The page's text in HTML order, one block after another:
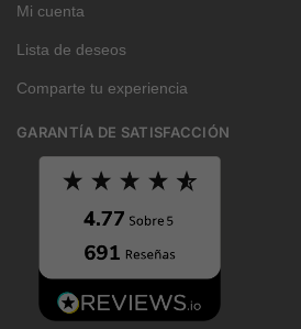
Mi cuenta
Lista de deseos
Comparte tu experiencia
GARANTÍA DE SATISFACCIÓN